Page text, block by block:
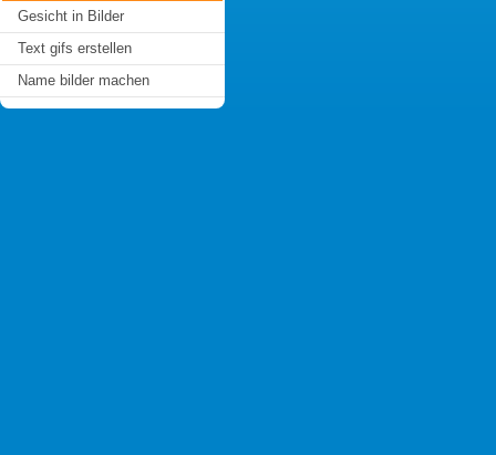
Gesicht in Bilder
Text gifs erstellen
Name bilder machen